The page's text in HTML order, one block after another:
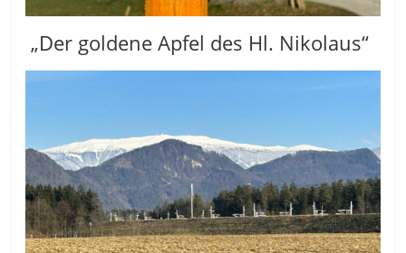
„Der goldene Apfel des Hl. Nikolaus“